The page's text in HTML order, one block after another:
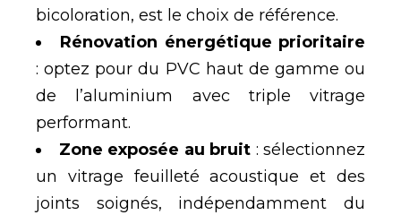
bicoloration, est le choix de référence.
Rénovation énergétique prioritaire
: optez pour du PVC haut de gamme ou
de l’aluminium avec triple vitrage
performant.
Zone exposée au bruit : sélectionnez
un vitrage feuilleté acoustique et des
joints soignés, indépendamment du